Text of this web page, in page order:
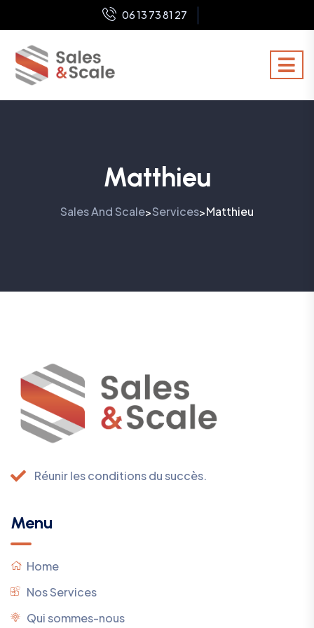
06 13 73 81 27
Matthieu
Sales And Scale>Services>Matthieu
Réunir les conditions du succès.
Menu
Home
Nos Services
Qui sommes-nous